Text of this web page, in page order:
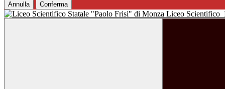
Annulla Conferma
Liceo Scientifico